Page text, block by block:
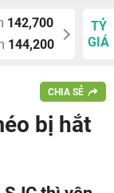
142,700
144,200
TỶ
GIÁ
CHIA SẺ
bị hắt